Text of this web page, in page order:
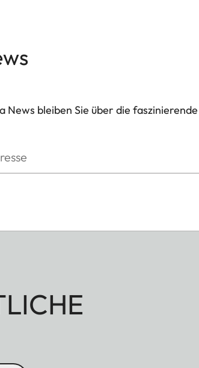
News bleiben Sie über die